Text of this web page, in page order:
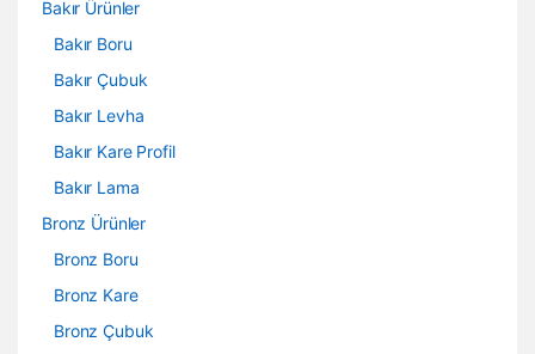
Bakır Ürünler
Bakır Boru
Bakır Çubuk
Bakır Levha
Bakır Kare Profil
Bakır Lama
Bronz Ürünler
Bronz Boru
Bronz Kare
Bronz Çubuk